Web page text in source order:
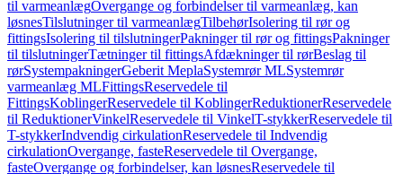
til varmeanlægOvergange og forbindelser til varmeanlæg, kan
løsnesTilslutninger til varmeanlægTilbehørIsolering til rør og
fittingsIsolering til tilslutningerPakninger til rør og fittingsPakninger
til tilslutningerTætninger til fittingsAfdækninger til rørBeslag til
rørSystempakningerGeberit MeplaSystemrør MLSystemrør
varmeanlæg MLFittingsReservedele til
FittingsKoblingerReservedele til KoblingerReduktionerReservedele
til ReduktionerVinkelReservedele til VinkelT-stykkerReservedele til
T-stykkerIndvendig cirkulationReservedele til Indvendig
cirkulationOvergange, fasteReservedele til Overgange,
fasteOvergange og forbindelser, kan løsnesReservedele til